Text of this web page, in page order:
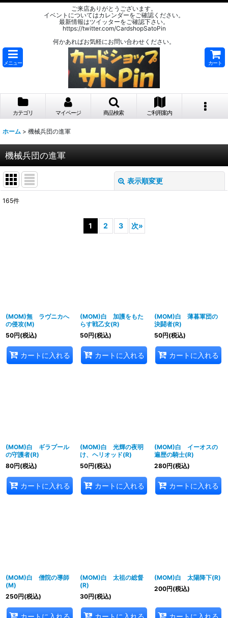
ご来店ありがとうございます。
イベントについてはカレンダーをご確認ください。
最新情報はツイッターをご確認下さい。
https://twitter.com/CardshopSatoPin
何かあればお気軽にお問い合わせください。
メニュー カート
カテゴリ マイページ 商品検索 ご利用案内
ホーム > 機械兵団の進軍
機械兵団の進軍
表示順変更
165件
1 2 3 次»
(MOM)無 ラヴニカへ
の侵攻(M)
50円(税込)
カートに入れる
(MOM)白 加護をもた
らす戦乙女(R)
50円(税込)
カートに入れる
(MOM)白 薄暮軍団の
決闘者(R)
50円(税込)
カートに入れる
(MOM)白 ギラプール
の守護者(R)
80円(税込)
カートに入れる
(MOM)白 光輝の夜明
け、ヘリオッド(R)
50円(税込)
カートに入れる
(MOM)白 イーオスの
遍歴の騎士(R)
280円(税込)
カートに入れる
(MOM)白 僧院の導師
(M)
250円(税込)
カートに入れる
(MOM)白 太祖の総督
(R)
30円(税込)
カートに入れる
(MOM)白 太陽降下(R)
200円(税込)
カートに入れる